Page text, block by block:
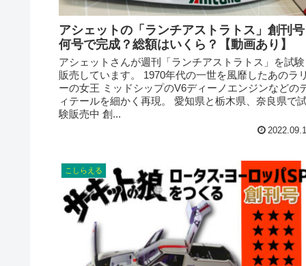
アシェットの「ランチアストラトス」創刊号
何号で完成？総額はいくら？【動画あり】
アシェットさんが週刊「ランチアストラトス」を試験
販売しています。 1970年代の一世を風靡したあのラ
ーの女王 ミッドシップのV6ディーノエンジンなどの
ィテールを細かく再現。 愛知県と栃木県、奈良県で
験販売中 創...
こしらえる